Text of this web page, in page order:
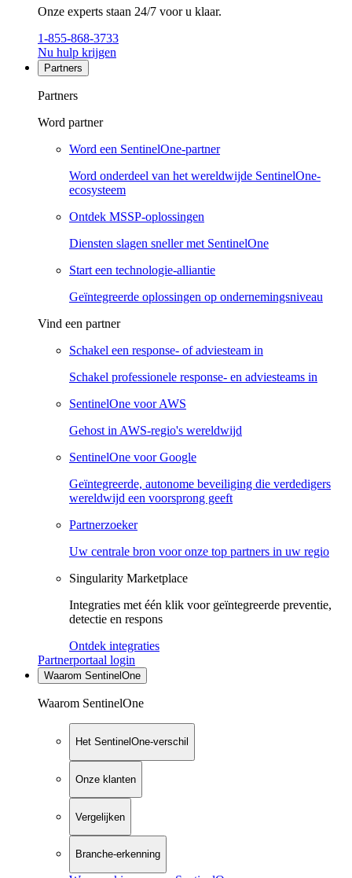
Onze experts staan 24/7 voor u klaar.
1-855-868-3733
Nu hulp krijgen
Partners
Partners
Word partner
Word een SentinelOne-partner
Word onderdeel van het wereldwijde SentinelOne-
ecosysteem
Ontdek MSSP-oplossingen
Diensten slagen sneller met SentinelOne
Start een technologie-alliantie
Geïntegreerde oplossingen op ondernemingsniveau
Vind een partner
Schakel een response- of adviesteam in
Schakel professionele response- en adviesteams in
SentinelOne voor AWS
Gehost in AWS-regio's wereldwijd
SentinelOne voor Google
Geïntegreerde, autonome beveiliging die verdedigers
wereldwijd een voorsprong geeft
Partnerzoeker
Uw centrale bron voor onze top partners in uw regio
Singularity Marketplace
Integraties met één klik voor geïntegreerde preventie,
detectie en respons
Ontdek integraties
Partnerportaal login
Waarom SentinelOne
Waarom SentinelOne
Het SentinelOne-verschil
Onze klanten
Vergelijken
Branche-erkenning